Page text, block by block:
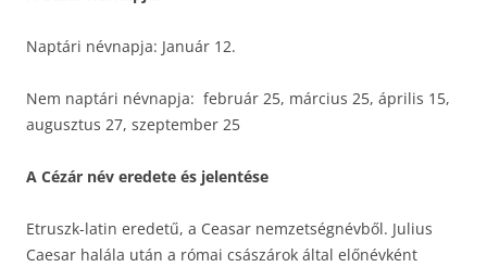
Naptári névnapja: Január 12.
Nem naptári névnapja: február 25, március 25, április 15,
augusztus 27, szeptember 25
A Cézár név eredete és jelentése
Etruszk-latin eredetű, a Ceasar nemzetségnévből. Julius
Caesar halála után a római császárok által előnévként